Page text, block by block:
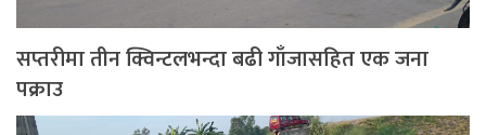
सप्तरीमा तीन क्विन्टलभन्दा बढी गाँजासहित एक जना
पक्राउ